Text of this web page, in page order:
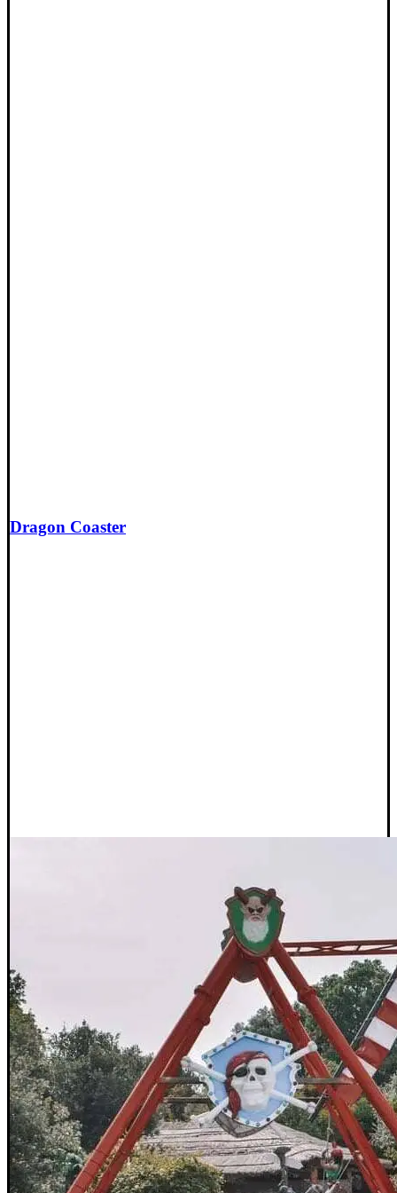
Dragon Coaster